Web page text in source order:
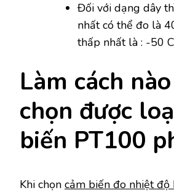
Đối với dạng dây
nhất có thể đo là
thấp nhất là : -50
Làm cách
chọn được
biến PT100
Khi chọn cảm biến đo nhiệt độ